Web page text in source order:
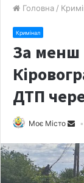
Головна /
Кримінал
За менш
ДТП
Моє Місто